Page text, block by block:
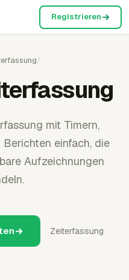
Registrieren
/
mit Timern,
einfach, die
Aufzeichnungen
Zeiterfassung